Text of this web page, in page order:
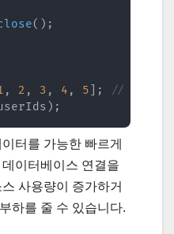
( ) ;
, 2 , 3 , 4 , 5 ;
// 예시 사
) ;
터를 가능한 빠르게
이터베이스 연결을
사용량이 증가하거
하를 줄 수 있습니다.